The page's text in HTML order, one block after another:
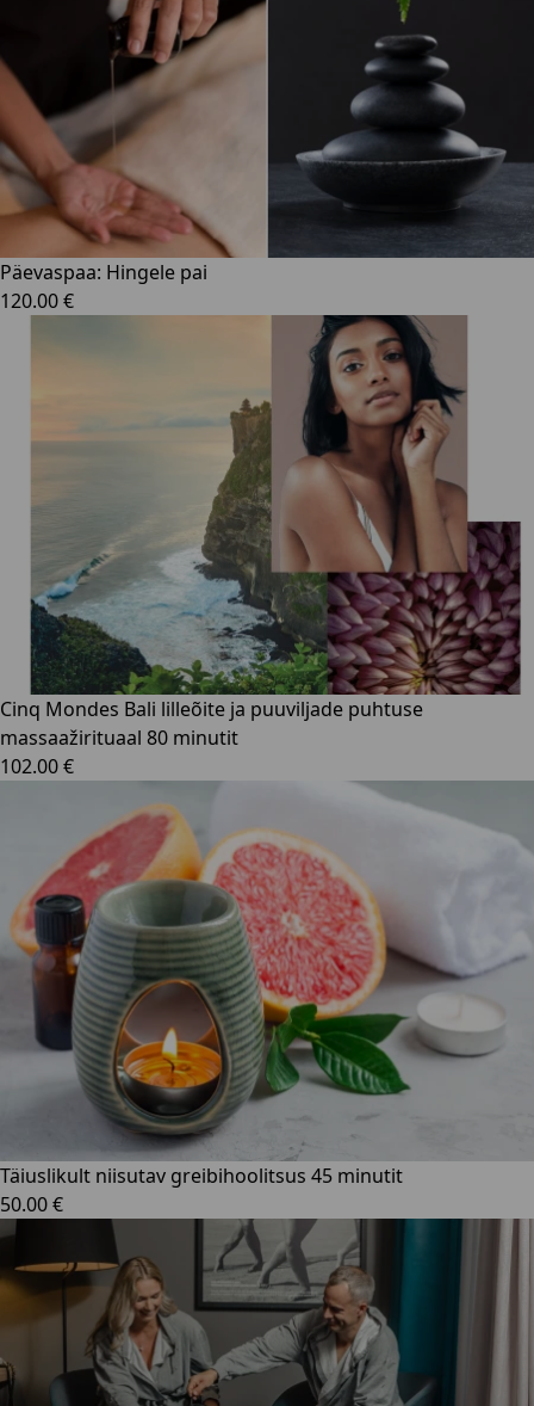
Päevaspaa: Hingele pai
120.00 €
Cinq Mondes Bali lilleõite ja puuviljade puhtuse
massaažirituaal 80 minutit
102.00 €
Täiuslikult niisutav greibihoolitsus 45 minutit
50.00 €